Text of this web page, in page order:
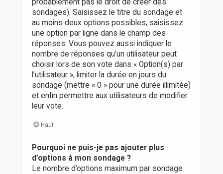
probablement pas le droit de créer des
sondages). Saisissez le titre du sondage et
au moins deux options possibles, saisissez
une option par ligne dans le champ des
réponses. Vous pouvez aussi indiquer le
nombre de réponses qu’un utilisateur peut
choisir lors de son vote dans « Option(s) par
l’utilisateur », limiter la durée en jours du
sondage (mettre « 0 » pour une durée illimitée)
et enfin permettre aux utilisateurs de modifier
leur vote.
Haut
Pourquoi ne puis-je pas ajouter plus
d’options à mon sondage ?
Le nombre d’options maximum par sondage